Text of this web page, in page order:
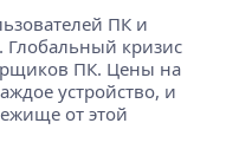
ПК и
Глобальный кризис
ПК. Цены на
устройство, и
от этой